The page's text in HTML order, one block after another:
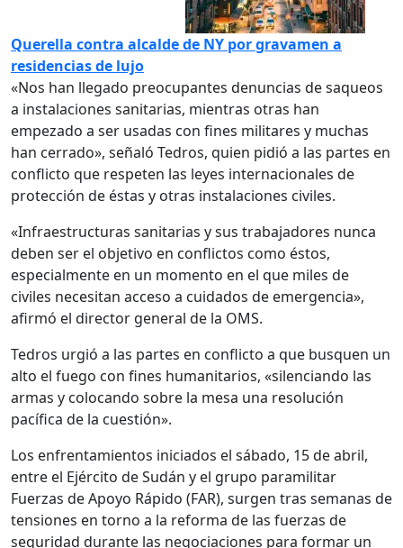
Querella contra alcalde de NY por gravamen a
residencias de lujo
«Nos han llegado preocupantes denuncias de saqueos
a instalaciones sanitarias, mientras otras han
empezado a ser usadas con fines militares y muchas
han cerrado», señaló Tedros, quien pidió a las partes en
conflicto que respeten las leyes internacionales de
protección de éstas y otras instalaciones civiles.
«Infraestructuras sanitarias y sus trabajadores nunca
deben ser el objetivo en conflictos como éstos,
especialmente en un momento en el que miles de
civiles necesitan acceso a cuidados de emergencia»,
afirmó el director general de la OMS.
Tedros urgió a las partes en conflicto a que busquen un
alto el fuego con fines humanitarios, «silenciando las
armas y colocando sobre la mesa una resolución
pacífica de la cuestión».
Los enfrentamientos iniciados el sábado, 15 de abril,
entre el Ejército de Sudán y el grupo paramilitar
Fuerzas de Apoyo Rápido (FAR), surgen tras semanas de
tensiones en torno a la reforma de las fuerzas de
seguridad durante las negociaciones para formar un